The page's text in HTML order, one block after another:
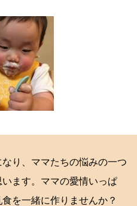
り、ママたちの悩みの一つ
ます。ママの愛情いっぱ
を一緒に作りませんか？